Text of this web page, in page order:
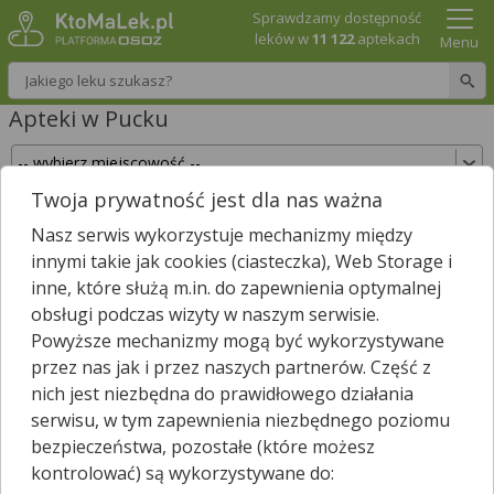
Wpisz nazwę leku
Sprawdzamy dostępność
leków w11 122aptekach Menu
Apteki w Pucku
Sprawdź, które apteki w Pucku posiadają Twój
lek i zarezerwuj go już teraz!
Wpisz nazwę leku
W Pucku jest 14 aptek.
apteka zgłosiła nam, że jest właśnie
otwarta.*
Wybierz typ aptek
Twoja prywatność jest dla nas ważna
Nasz serwis wykorzystuje mechanizmy między
innymi takie jak cookies (ciasteczka), Web Storage i
inne, które służą m.in. do zapewnienia optymalnej
obsługi podczas wizyty w naszym serwisie.
Powyższe mechanizmy mogą być wykorzystywane
przez nas jak i przez naszych partnerów. Część z
nich jest niezbędna do prawidłowego działania
serwisu, w tym zapewnienia niezbędnego poziomu
bezpieczeństwa, pozostałe (które możesz
kontrolować) są wykorzystywane do: